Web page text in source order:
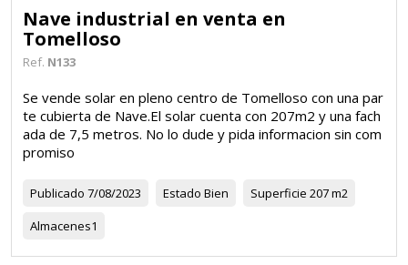
Nave industrial en venta en
Tomelloso
Ref. N133
Se vende solar en pleno centro de Tomelloso con una par
te cubierta de Nave.El solar cuenta con 207m2 y una fach
ada de 7,5 metros. No lo dude y pida informacion sin com
promiso
Publicado 7/08/2023 Estado Bien Superficie 207 m2
Almacenes1